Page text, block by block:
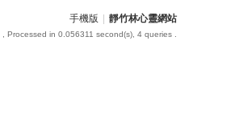
手機版 靜竹林心靈網站
, Processed in 0.056311 second(s), 4 queries .